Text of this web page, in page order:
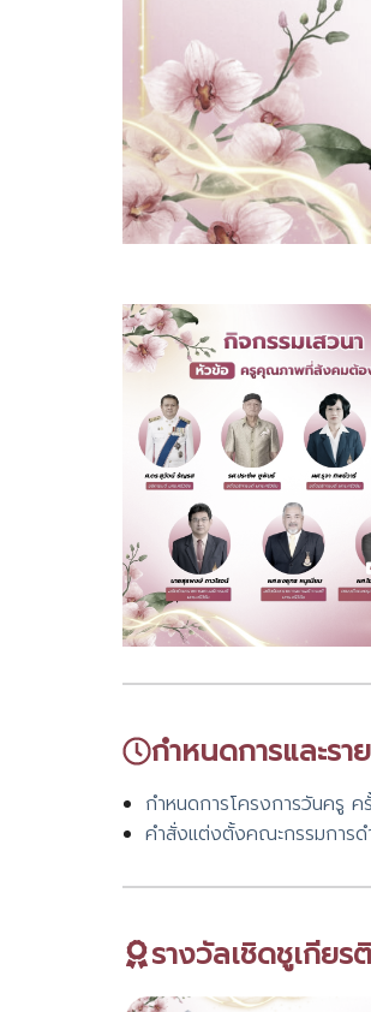
กำหนดการและรา
กำหนดการโครงการวันครู ค
คำสั่งแต่งตั้งคณะกรรมการด
รางวัลเชิดชูเกียรติ